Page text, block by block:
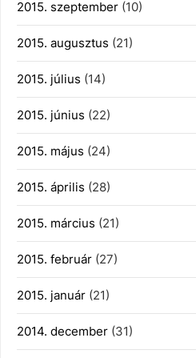
2015. szeptember (10)
2015. augusztus (21)
2015. július (14)
2015. június (22)
2015. május (24)
2015. április (28)
2015. március (21)
2015. február (27)
2015. január (21)
2014. december (31)